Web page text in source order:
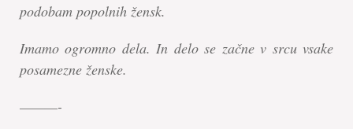
podobam popolnih žensk.
Imamo ogromno dela. In delo se začne v srcu vsake
posamezne ženske.
———-